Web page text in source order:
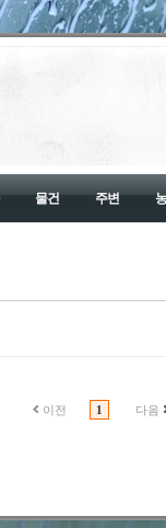
물건 주변
이전 1 다음